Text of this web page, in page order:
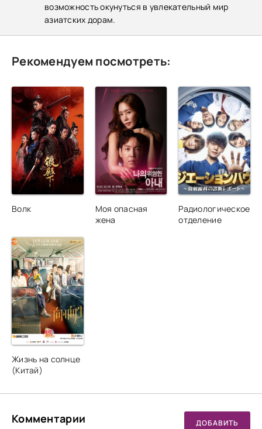
возможность окунуться в увлекательный мир
азиатских дорам.
Рекомендуем посмотреть:
Волк
Моя опасная
жена
Радиологическое
отделение
Жизнь на солнце
(Китай)
Комментарии ДОБАВИТЬ